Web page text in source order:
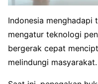
Indonesia menghadapi
mengatur teknologi
bergerak cepat
melindungi masyarakat.